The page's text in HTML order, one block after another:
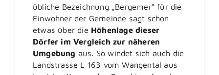
übliche Bezeichnung „Bergemer“ für die
Einwohner der Gemeinde sagt schon
etwas über die Höhenlage dieser
Dörfer im Vergleich zur näheren
Umgebung aus. So windet sich auch die
Landstrasse L 163 vom Wangental aus